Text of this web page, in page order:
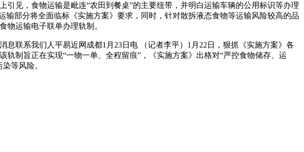
见，食物运输是毗连“农田到餐桌”的主要纽带，并明白运输车辆的公用标识等办理
部分将全面临标《实施方案》要求，同时，针对散拆液态食物等运输风险较高的品
物运输电子联单办理轨制。
联系我们人平易近网成都1月23日电 （记者李平）1月22日，狠抓《实施方案》各
制旨正在实现“一物一单、全程留痕”，《实施方案》出格对“严控食物储存、运
等风险。